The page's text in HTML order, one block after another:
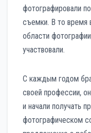
фотографировали
съемки. В то время
области
участвовали.
С каждым годом
своей профессии,
и начали получать
фотографическом